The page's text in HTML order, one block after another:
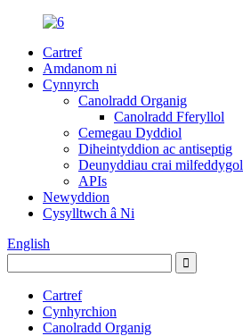
Cartref
Amdanom ni
Cynnyrch
Canolradd Organig
Canolradd Fferyllol
Cemegau Dyddiol
Diheintyddion ac antiseptig
Deunyddiau crai milfeddygol
APIs
Newyddion
Cysylltwch â Ni
English
Cartref
Cynhyrchion
Canolradd Organig